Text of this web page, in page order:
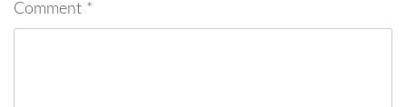
Comment *